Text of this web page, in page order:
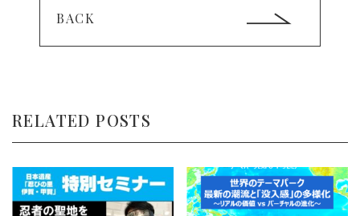
BACK
RELATED POSTS